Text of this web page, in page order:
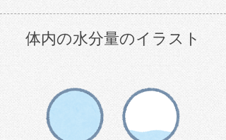
体内の水分量のイラスト